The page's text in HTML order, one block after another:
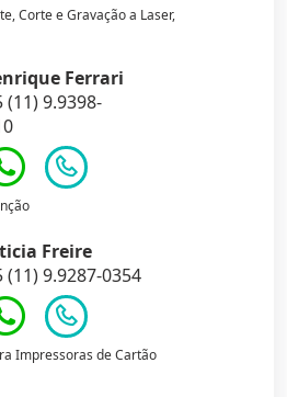
Corte e Gravação a Laser,
Ferrari
(11) 9.9398-
Freire
(11) 9.9287-0354
Impressoras de Cartão